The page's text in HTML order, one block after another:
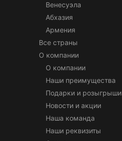
Венесуэла
Абхазия
Армения
Все страны
О компании
О компании
Наши преимущества
Подарки и розыгрыши
Новости и акции
Наша команда
Наши реквизиты